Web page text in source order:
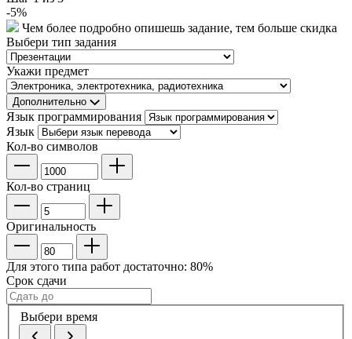
-5%
Чем более подробно опишешь задание, тем больше скидка
Выбери тип задания
Укажи предмет
Дополнительно
Язык программирования
Язык
Кол-во символов
Кол-во страниц
Оригинальность
Для этого типа работ достаточно: 80%
Срок сдачи
Выбери время